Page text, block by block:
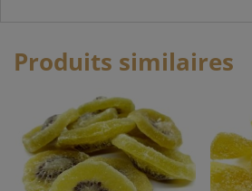
Produits similaires